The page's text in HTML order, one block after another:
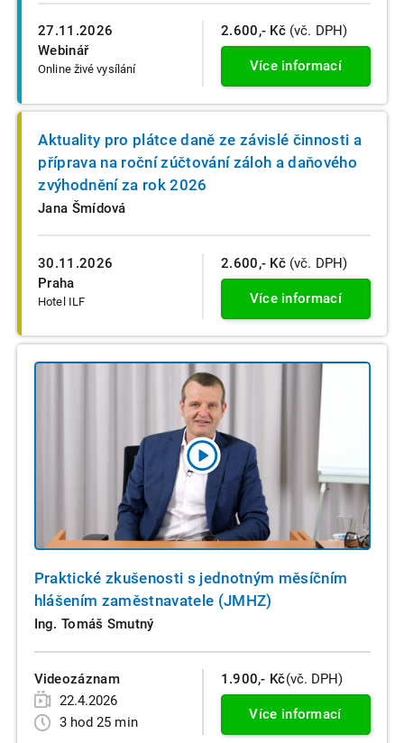
27.11.2026
Webinář
Online živé vysílání
2.600,- Kč (vč. DPH)
Více informací
30.11.2026
Praha
Hotel ILF
Aktuality pro plátce daně ze závislé činnosti a
příprava na roční zúčtování záloh a daňového
zvýhodnění za rok 2026
Jana Šmídová
2.600,- Kč (vč. DPH)
Více informací
Praktické zkušenosti s jednotným měsíčním
hlášením zaměstnavatele (JMHZ)
Ing. Tomáš Smutný
Videozáznam
22.4.2026
3 hod 25 min
1.900,- Kč(vč. DPH)
Více informací